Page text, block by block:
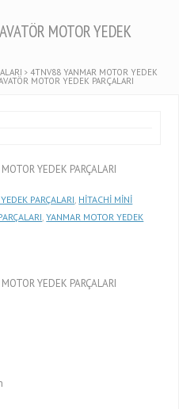
MOTOR YEDEK
4TNV88 YANMAR MOTOR YEDEK
MOTOR YEDEK PARÇALARI
YEDEK PARÇALARI
PARÇALARI HİTACHİ MİNİ
,YANMAR MOTOR YEDEK
YEDEK PARÇALARI